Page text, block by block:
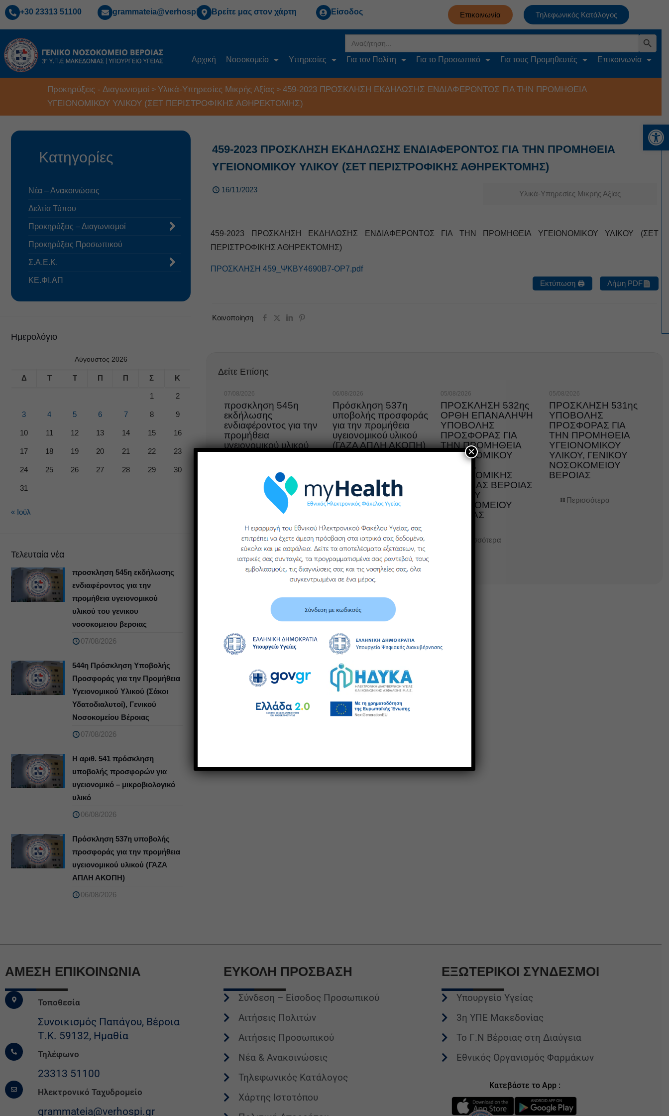
+30 23313 51100 grammateia@verhospi.gr Βρείτε μας στον χάρτη Είσοδος Επικοινωνία Τηλεφωνικός Κατάλογος
for:
Search Button
Αρχική Νοσοκομείο Υπηρεσίες Για τον Πολίτη Για το Προσωπικό Για τους Προμηθευτές Επικοινωνία
Προκηρύξεις - Διαγωνισμοί > Υλικά-Υπηρεσίες Μικρής Αξίας > 459-2023 ΠΡΟΣΚΛΗΣΗ ΕΚΔΗΛΩΣΗΣ ΕΝΔΙΑΦΕΡΟΝΤΟΣ ΓΙΑ ΤΗΝ ΠΡΟΜΗΘΕΙΑ
ΥΓΕΙΟΝΟΜΙΚΟΥ ΥΛΙΚΟΥ (ΣΕΤ ΠΕΡΙΣΤΡΟΦΙΚΗΣ ΑΘΗΡΕΚΤΟΜΗΣ)
459-2023 ΠΡΟΣΚΛΗΣΗ ΕΚΔΗΛΩΣΗΣ ΕΝΔΙΑΦΕΡΟΝΤΟΣ ΓΙΑ ΤΗΝ ΠΡΟΜΗΘΕΙΑ
ΥΓΕΙΟΝΟΜΙΚΟΥ ΥΛΙΚΟΥ (ΣΕΤ ΠΕΡΙΣΤΡΟΦΙΚΗΣ ΑΘΗΡΕΚΤΟΜΗΣ)
16/11/2023 Υλικά-Υπηρεσίες Μικρής Αξίας
459-2023 ΠΡΟΣΚΛΗΣΗ ΕΚΔΗΛΩΣΗΣ ΕΝΔΙΑΦΕΡΟΝΤΟΣ ΓΙΑ ΤΗΝ ΠΡΟΜΗΘΕΙΑ ΥΓΕΙΟΝΟΜΙΚΟΥ ΥΛΙΚΟΥ (ΣΕΤ
ΠΕΡΙΣΤΡΟΦΙΚΗΣ ΑΘΗΡΕΚΤΟΜΗΣ)
ΠΡΟΣΚΛΗΣΗ 459_ΨΚΒΥ4690Β7-ΟΡ7.pdf
Εκτύπωση 🖨
Λήψη PDF
Κοινοποίηση
Δείτε Επίσης
07/08/2026
προσκληση 545η
εκδήλωσης
ενδιαφέροντος για την
προμήθεια
υγειονομικού υλικού
του γενικου
Περισσότερα
06/08/2026
Πρόσκληση 537η
υποβολής προσφοράς
για την προμήθεια
υγειονομικού υλικού
(ΓΑΖΑ ΑΠΛΗ ΑΚΟΠΗ)
05/08/2026
ΠΡΟΣΚΛΗΣΗ 532ης
ΟΡΘΗ ΕΠΑΝΑΛΗΨΗ
ΥΠΟΒΟΛΗΣ
ΠΡΟΣΦΟΡΑΣ ΓΙΑ
ΤΗΝ ΠΡΟΜΗΘΕΙΑ
ΥΓΕΙΟΝΟΜΙΚΟΥ
ΥΛΙΚΟΥ,
ΥΓΕΙΟΝΟΜΙΚΗΣ
ΜΟΝΑΔΑΣ ΒΕΡΟΙΑΣ
ΓΕΝΙΚΟΥ
ΝΟΣΟΚΟΜΕΙΟΥ
ΗΜΑΘΙΑΣ
Περισσότερα
05/08/2026
ΠΡΟΣΚΛΗΣΗ 531ης
ΥΠΟΒΟΛΗΣ
ΠΡΟΣΦΟΡΑΣ ΓΙΑ
ΤΗΝ ΠΡΟΜΗΘΕΙΑ
ΥΓΕΙΟΝΟΜΙΚΟΥ
ΥΛΙΚΟΥ, ΓΕΝΙΚΟΥ
ΝΟΣΟΚΟΜΕΙΟΥ
ΒΕΡΟΙΑΣ
Περισσότερα
Κατηγορίες
Νέα – Ανακοινώσεις
Δελτία Τύπου
Προκηρύξεις – Διαγωνισμοί
Προκηρύξεις Προσωπικού
Σ.Α.Ε.Κ.
ΚΕ.ΦΙ.ΑΠ
Ημερολόγιο
Αύγουστος 2026
Δ Τ Τ Π Π Σ Κ
1 2
3 4 5 6 7 8 9
10 11 12 13 14 15 16
17 18 19 20 21 22 23
24 25 26 27 28 29 30
31
« Ιούλ
Τελευταία νέα
προσκληση 545η εκδήλωσης
ενδιαφέροντος για την
προμήθεια υγειονομικού
υλικού του γενικου
νοσοκομειου βεροιας
07/08/2026
544η Πρόσκληση Υποβολής
Προσφοράς για την Προμήθεια
Υγειονομικού Υλικού (Σάκοι
Υδατοδιαλυτοί), Γενικού
Νοσοκομείου Βέροιας
07/08/2026
Η αριθ. 541 πρόσκληση
υποβολής προσφορών για
υγειονομικό – μικροβιολογικό
υλικό
06/08/2026
Πρόσκληση 537η υποβολής
προσφοράς για την προμήθεια
υγειονομικού υλικού (ΓΑΖΑ
ΑΠΛΗ ΑΚΟΠΗ)
06/08/2026
ΆΜΕΣΗ ΕΠΙΚΟΙΝΩΝΙΑ
Τοποθεσία
Συνοικισμός Παπάγου, Βέροια
Τ.Κ. 59132, Ημαθία
Τηλέφωνο
23313 51100
Ηλεκτρονικό Ταχυδρομείο
grammateia@verhospi.gr
ΕΥΚΟΛΗ ΠΡΟΣΒΑΣΗ
Σύνδεση – Είσοδος Προσωπικού
Αιτήσεις Πολιτών
Αιτήσεις Προσωπικού
Νέα & Ανακοινώσεις
Τηλεφωνικός Κατάλογος
Χάρτης Ιστοτόπου
ΕΞΩΤΕΡΙΚΟΙ ΣΥΝΔΕΣΜΟΙ
Υπουργείο Υγείας
3η ΥΠΕ Μακεδονίας
Το Γ.Ν Βέροιας στη Διαύγεια
Εθνικός Οργανισμός Φαρμάκων
Κατεβάστε το App :
×